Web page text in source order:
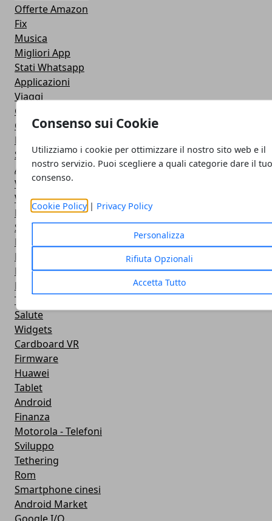
Consenso sui Cookie
Utilizziamo i cookie per ottimizzare il nostro sito web e il
nostro servizio. Puoi scegliere a quali categorie dare il
consenso.
Cookie Policy | Privacy Policy
Personalizza
Rifiuta Opzionali
Accetta Tutto
Offerte Amazon
Fix
Musica
Migliori App
Stati Whatsapp
Applicazioni
Viaggi
Galaxy Note 5
Google Play
Fotografia
Stile di vita
Antivirus
Widget Orologio
Widget Meteo
Ricezione WiFi
Sport
Meteo
Rooting
Emulazione
Lg - Telefoni
Trasporti
Salute
Widgets
Cardboard VR
Firmware
Huawei
Tablet
Android
Finanza
Motorola - Telefoni
Sviluppo
Tethering
Rom
Smartphone cinesi
Android Market